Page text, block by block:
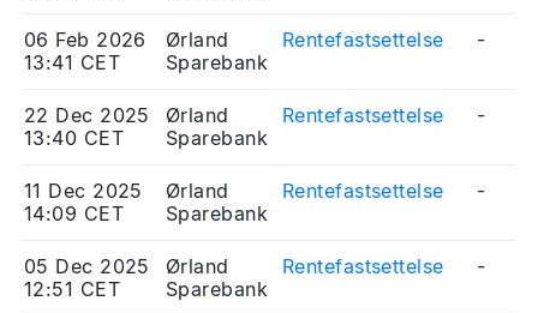
06 Feb 2026
13:41 CET
Ørland
Sparebank
Rentefastsettelse -
22 Dec 2025
13:40 CET
Ørland
Sparebank
Rentefastsettelse -
11 Dec 2025
14:09 CET
Ørland
Sparebank
Rentefastsettelse -
05 Dec 2025
12:51 CET
Ørland
Sparebank
Rentefastsettelse -